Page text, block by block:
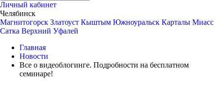
Личный кабинет
Челябинск
Магнитогорск Златоуст Кыштым Южноуральск Карталы Миасс
Сатка Верхний Уфалей
Главная
Новости
Все о видеоблогинге. Подробности на бесплатном
семинаре!